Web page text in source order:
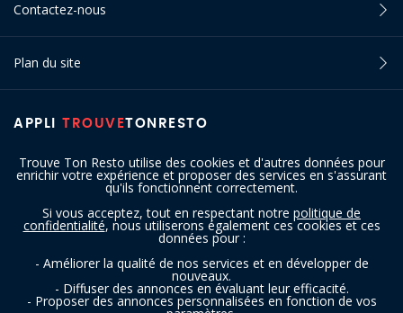
Trouve Ton Resto utilise des cookies et d'autres données pour
enrichir votre expérience et proposer des services en s'assurant
qu'ils fonctionnent correctement.
Si vous acceptez, tout en respectant notre politique de
confidentialité, nous utiliserons également ces cookies et ces
données pour :
- Améliorer la qualité de nos services et en développer de
nouveaux.
- Diffuser des annonces en évaluant leur efficacité.
- Proposer des annonces personnalisées en fonction de vos
APPLI TROUVETONRESTO
Contactez-nous
Plan du site
SUIVEZ-NOUS